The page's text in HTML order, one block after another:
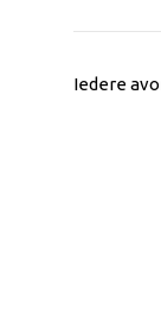
Iedere